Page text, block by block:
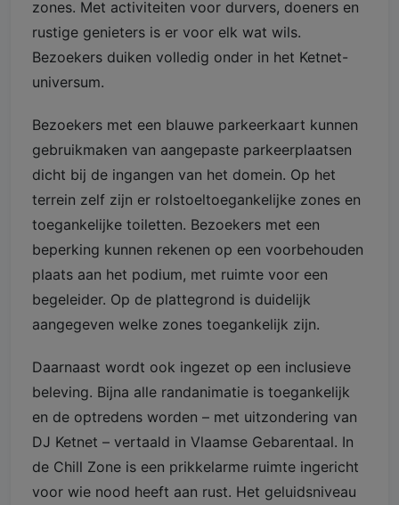
zones. Met activiteiten voor durvers, doeners en
rustige genieters is er voor elk wat wils.
Bezoekers duiken volledig onder in het Ketnet-
universum.
Bezoekers met een blauwe parkeerkaart kunnen
gebruikmaken van aangepaste parkeerplaatsen
dicht bij de ingangen van het domein. Op het
terrein zelf zijn er rolstoeltoegankelijke zones en
toegankelijke toiletten. Bezoekers met een
beperking kunnen rekenen op een voorbehouden
plaats aan het podium, met ruimte voor een
begeleider. Op de plattegrond is duidelijk
aangegeven welke zones toegankelijk zijn.
Daarnaast wordt ook ingezet op een inclusieve
beleving. Bijna alle randanimatie is toegankelijk
en de optredens worden – met uitzondering van
DJ Ketnet – vertaald in Vlaamse Gebarentaal. In
de Chill Zone is een prikkelarme ruimte ingericht
voor wie nood heeft aan rust. Het geluidsniveau